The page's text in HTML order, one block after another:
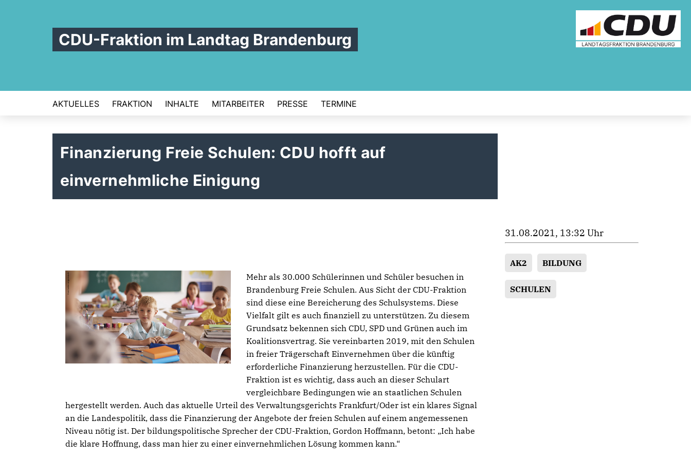
CDU-Fraktion im Landtag Brandenburg
AKTUELLES FRAKTION INHALTE MITARBEITER PRESSE TERMINE
Finanzierung Freie Schulen: CDU hofft auf
einvernehmliche Einigung
Mehr als 30.000 Schülerinnen und Schüler besuchen in
Brandenburg Freie Schulen. Aus Sicht der CDU-Fraktion
sind diese eine Bereicherung des Schulsystems. Diese
Vielfalt gilt es auch finanziell zu unterstützen. Zu diesem
Grundsatz bekennen sich CDU, SPD und Grünen auch im
Koalitionsvertrag. Sie vereinbarten 2019, mit den Schulen
in freier Trägerschaft Einvernehmen über die künftig
erforderliche Finanzierung herzustellen. Für die CDU-
Fraktion ist es wichtig, dass auch an dieser Schulart
vergleichbare Bedingungen wie an staatlichen Schulen
hergestellt werden. Auch das aktuelle Urteil des Verwaltungsgerichts Frankfurt/Oder ist ein klares Signal
an die Landespolitik, dass die Finanzierung der Angebote der freien Schulen auf einem angemessenen
Niveau nötig ist. Der bildungspolitische Sprecher der CDU-Fraktion, Gordon Hoffmann, betont: „Ich habe
die klare Hoffnung, dass man hier zu einer einvernehmlichen Lösung kommen kann.“
31.08.2021, 13:32 Uhr
AK2 BILDUNG
SCHULEN